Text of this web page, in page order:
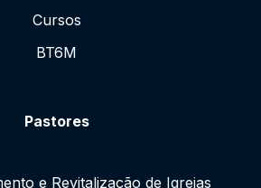
Cursos
BT6M
Pastores
e Revitalização de Igrejas